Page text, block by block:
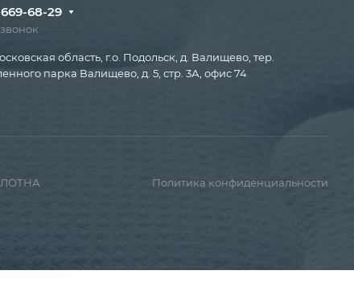
68-29
область, г.о. Подольск, д. Валищево, тер.
парка Валищево, д. 5, стр. 3А, офис 74
Политика конфиденциальности